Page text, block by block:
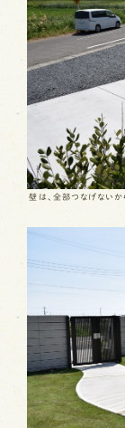
壁は、全部つなげないか